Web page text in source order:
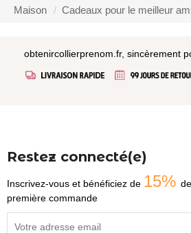
Maison Cadeaux pour le meilleur
obtenircollierprenom.fr, sincèrement
Restez connecté(e)
Inscrivez-vous et bénéficiez de 15%
première commande